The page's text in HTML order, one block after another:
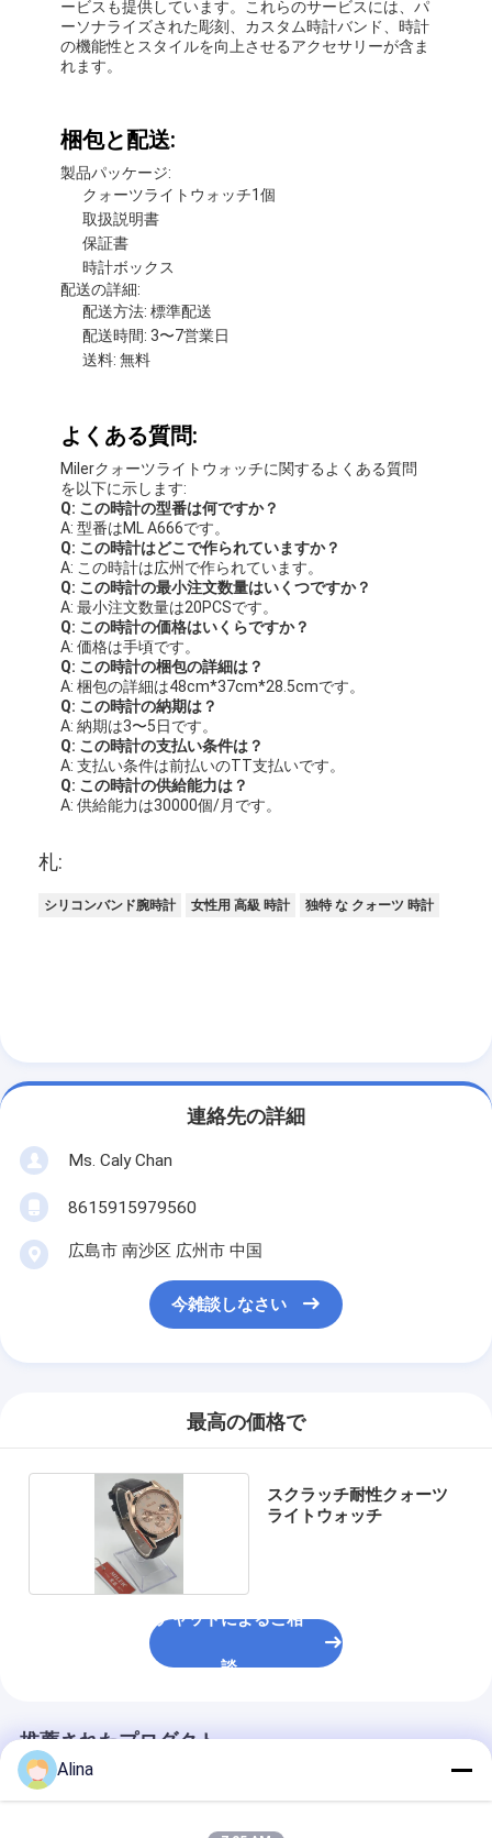
カスタマイズ:
サポートとサービス:
当社のクォーツライトウォッチは、自信を持って着用
できる耐久性と信頼性の高い時計として設計されてい
ます。ただし、時計に技術的な問題が発生した場合
は、お客様が購入を最大限に活用できるように、包括
的な製品技術サポートとサービスを提供しています。
当社の技術サポートチームは、一般的な問題のトラブ
ルシューティングや、基本的なメンテナンスタスクを
実行するためのステップバイステップの手順など、時
計に関するご質問にお答えします。バッテリー交換や
損傷修理など、より複雑な問題については修理サービ
トウォッチをさらに活用するためのさまざまな補完サ
ービスも提供しています。これらのサービスには、パ
ーソナライズされた彫刻、カスタム時計バンド、時計
の機能性とスタイルを向上させるアクセサリーが含ま
れます。
梱包と配送:
製品パッケージ:
クォーツライトウォッチ1個
取扱説明書
保証書
時計ボックス
配送の詳細:
配送方法: 標準配送
配送時間: 3〜7営業日
送料: 無料
よくある質問:
Milerクォーツライトウォッチに関するよくある質問
A: 価格は手頃です。
A: 梱包の詳細は48cm*37cm*28.5cmです。
A: 納期は3〜5日です。
A: 支払い条件は前払いのTT支払いです。
Q: この時計の供給能力は？
A: 供給能力は30000個/月です。
Ms. Caly Chan
8615915979560
今雑談しなさい
Alina